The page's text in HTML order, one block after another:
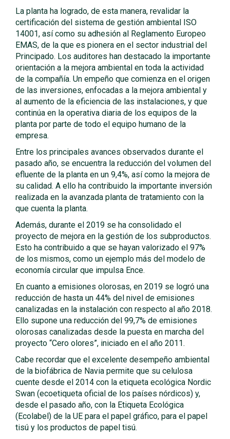
La planta ha logrado, de esta manera, revalidar la
certificación del sistema de gestión ambiental ISO
14001, así como su adhesión al Reglamento Europeo
EMAS, de la que es pionera en el sector industrial del
Principado. Los auditores han destacado la importante
orientación a la mejora ambiental en toda la actividad
de la compañía. Un empeño que comienza en el origen
de las inversiones, enfocadas a la mejora ambiental y
al aumento de la eficiencia de las instalaciones, y que
continúa en la operativa diaria de los equipos de la
planta por parte de todo el equipo humano de la
empresa.
Entre los principales avances observados durante el
pasado año, se encuentra la reducción del volumen del
efluente de la planta en un 9,4%, así como la mejora de
su calidad. A ello ha contribuido la importante inversión
realizada en la avanzada planta de tratamiento con la
que cuenta la planta.
Además, durante el 2019 se ha consolidado el
proyecto de mejora en la gestión de los subproductos.
Esto ha contribuido a que se hayan valorizado el 97%
de los mismos, como un ejemplo más del modelo de
economía circular que impulsa Ence.
En cuanto a emisiones olorosas, en 2019 se logró una
reducción de hasta un 44% del nivel de emisiones
canalizadas en la instalación con respecto al año 2018.
Ello supone una reducción del 99,7% de emisiones
olorosas canalizadas desde la puesta en marcha del
proyecto “Cero olores”, iniciado en el año 2011.
Cabe recordar que el excelente desempeño ambiental
de la biofábrica de Navia permite que su celulosa
cuente desde el 2014 con la etiqueta ecológica Nordic
Swan (ecoetiqueta oficial de los países nórdicos) y,
desde el pasado año, con la Etiqueta Ecológica
(Ecolabel) de la UE para el papel gráfico, para el papel
tisú y los productos de papel tisú.